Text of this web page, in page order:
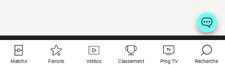
Matchs Favoris Vidéos Classement Prog TV Recherche